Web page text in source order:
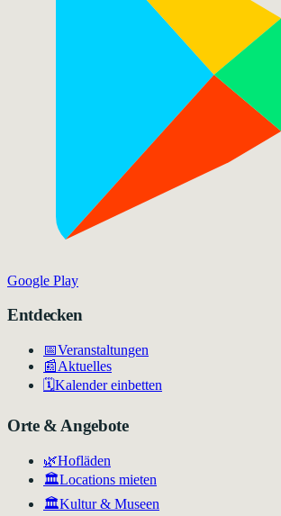
Google Play
Entdecken
📅Veranstaltungen
📰Aktuelles
🗓️Kalender einbetten
Orte & Angebote
🌿Hofläden
🏛️Locations mieten
🏛Kultur & Museen